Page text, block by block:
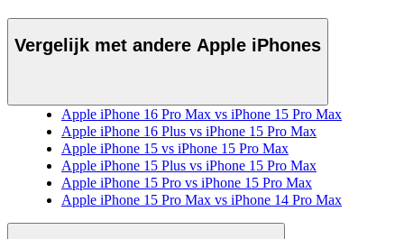
Vergelijk met andere Apple iPhones
Apple iPhone 16 Pro Max vs iPhone 15 Pro Max
Apple iPhone 16 Plus vs iPhone 15 Pro Max
Apple iPhone 15 vs iPhone 15 Pro Max
Apple iPhone 15 Plus vs iPhone 15 Pro Max
Apple iPhone 15 Pro vs iPhone 15 Pro Max
Apple iPhone 15 Pro Max vs iPhone 14 Pro Max